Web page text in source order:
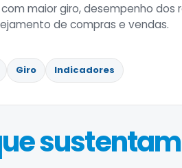
maior giro, desempenho dos
de compras e vendas.
Giro Indicadores